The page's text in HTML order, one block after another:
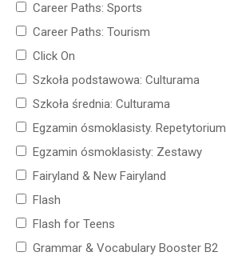
Career Paths: Sports
Career Paths: Tourism
Click On
Szkoła podstawowa: Culturama
Szkoła średnia: Culturama
Egzamin ósmoklasisty. Repetytorium
Egzamin ósmoklasisty: Zestawy
Fairyland & New Fairyland
Flash
Flash for Teens
Grammar & Vocabulary Booster B2